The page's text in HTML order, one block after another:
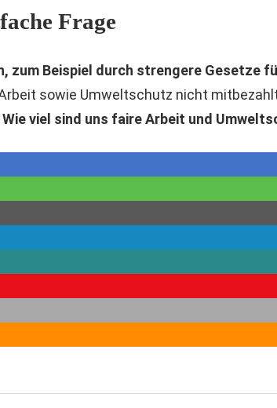
Frage
zum Beispiel durch strengere Gesetze
sowie Umweltschutz nicht
viel sind uns faire Arbeit und